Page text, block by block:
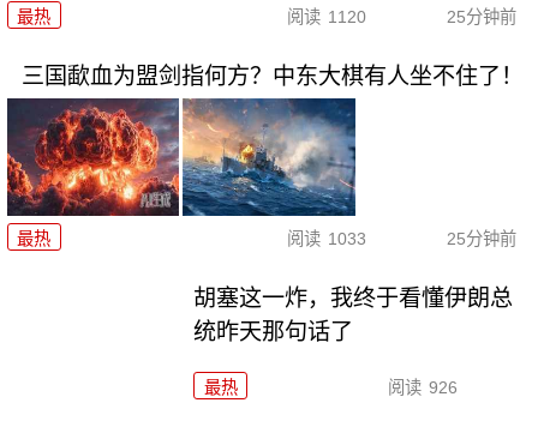
最热 阅读 1120 25分钟前
三国歃血为盟剑指何方？中东大棋有人坐不住了！
最热 阅读 1033 25分钟前
胡塞这一炸，我终于看懂伊朗总
统昨天那句话了
最热 阅读 926